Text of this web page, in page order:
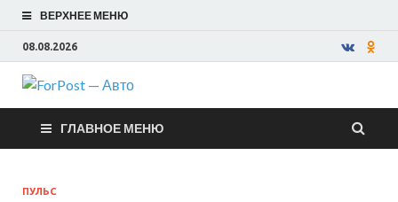
ВЕРХНЕЕ МЕНЮ
08.08.2026
ForPost —
Авто
ГЛАВНОЕ МЕНЮ
ПУЛЬС